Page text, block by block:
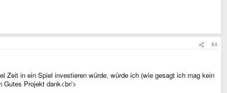
#4
Zeit in ein Spiel investieren würde, würde ich (wie gesagt ich mag kein
Gutes Projekt dank<br/>